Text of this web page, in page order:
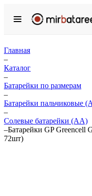
Главная
–
Каталог
–
Батарейки по размерам
–
Батарейки пальчиковые
–
Солевые батарейки (АА)
–Батарейки GP Greencell
72шт)